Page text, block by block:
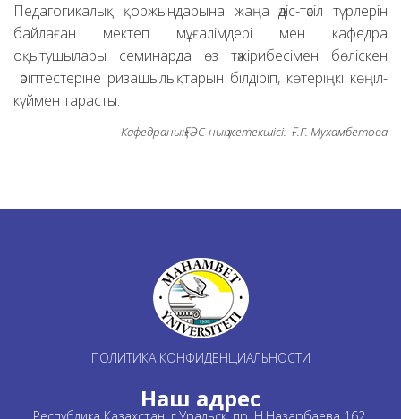
Педагогикалық қоржындарына жаңа әдіс-тәсіл түрлерін
байлаған мектеп мұғалімдері мен кафедра
оқытушылары семинарда өз тәжірибесімен бөліскен
әріптестеріне ризашылықтарын білдіріп, көтеріңкі көңіл-
күймен тарасты.
Кафедраның ҒӘС-ның жетекшісі: Ғ.Г. Мухамбетова
ПОЛИТИКА КОНФИДЕНЦИАЛЬНОСТИ
Наш адрес